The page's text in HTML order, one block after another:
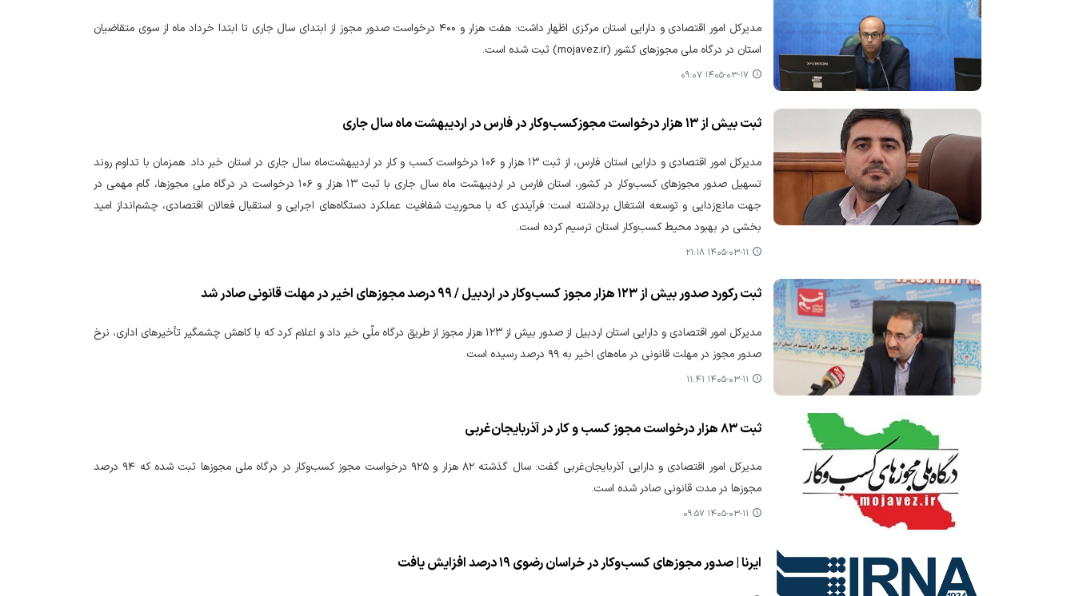
مدیرکل امور اقتصادی و دارایی استان مرکزی اظهار داشت: هفت هزار و ۴۰۰ درخواست صدور مجوز از ابتدای سال جاری تا ابتدا خرداد ماه از سوی متقاضیان
استان در درگاه ملی مجوزهای کشور (mojavez.ir) ثبت شده است.
۱۴۰۵-۰۳-۱۷ ۰۹:۰۷
ثبت بیش از ۱۳ هزار درخواست مجوزکسب‌وکار در فارس در اردیبهشت ماه سال جاری
مدیرکل امور اقتصادی و دارایی استان فارس، از ثبت ۱۳ هزار و ۱۰۶ درخواست کسب و کار در اردیبهشت‌ماه سال جاری در استان خبر داد. همزمان با تداوم روند
تسهیل صدور مجوزهای کسب‌وکار در کشور، استان فارس در اردیبهشت‌ ماه سال جاری با ثبت ۱۳ هزار و ۱۰۶ درخواست در درگاه ملی مجوزها، گام مهمی در
جهت مانع‌زدایی و توسعه اشتغال برداشته است؛ فرآیندی که با محوریت شفافیت عملکرد دستگاه‌های اجرایی و استقبال فعالان اقتصادی، چشم‌انداز امید
بخشی در بهبود محیط کسب‌وکار استان ترسیم کرده است.
۱۴۰۵-۰۳-۱۱ ۲۱:۱۸
ثبت رکورد صدور بیش از ۱۲۳ هزار مجوز کسب‌وکار در اردبیل / ۹۹ درصد مجوزهای اخیر در مهلت قانونی صادر شد
مدیرکل امور اقتصادی و دارایی استان اردبیل از صدور بیش از ۱۲۳ هزار مجوز از طریق درگاه ملّی خبر داد و اعلام کرد که با کاهش چشمگیر تأخیرهای اداری، نرخ
صدور مجوز در مهلت قانونی در ماه‌های اخیر به ۹۹ درصد رسیده است.
۱۴۰۵-۰۳-۱۱ ۱۱:۴۱
ثبت ٨٣ هزار درخواست مجوز کسب و کار در آذربایجان‌غربی
مدیرکل امور اقتصادی و دارایی آذربایجان‌غربی گفت: سال گذشته ٨٢ هزار و ٩٢۵ درخواست مجوز کسب‌وکار در درگاه ملی مجوزها ثبت شده که ٩۴ درصد
مجوزها در مدت قانونی صادر شده است.
۱۴۰۵-۰۳-۱۱ ۰۹:۵۷
ایرنا | صدور مجوزهای کسب‌وکار در خراسان رضوی ۱۹ درصد افزایش یافت